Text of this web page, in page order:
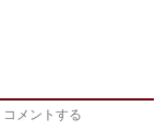
コメントする